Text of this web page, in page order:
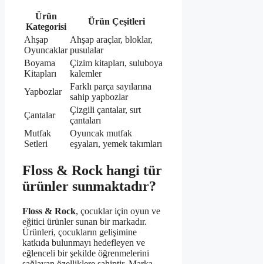
Ürün
Kategorisi
Ürün Çeşitleri
Ahşap
Oyuncaklar
Ahşap araçlar, bloklar,
pusulalar
Boyama
Kitapları
Çizim kitapları, suluboya
kalemler
Yapbozlar
Farklı parça sayılarına
sahip yapbozlar
Çantalar
Çizgili çantalar, sırt
çantaları
Mutfak
Setleri
Oyuncak mutfak
eşyaları, yemek takımları
Floss & Rock hangi tür
ürünler sunmaktadır?
Floss & Rock, çocuklar için oyun ve
eğitici ürünler sunan bir markadır.
Ürünleri, çocukların gelişimine
katkıda bulunmayı hedefleyen ve
eğlenceli bir şekilde öğrenmelerini